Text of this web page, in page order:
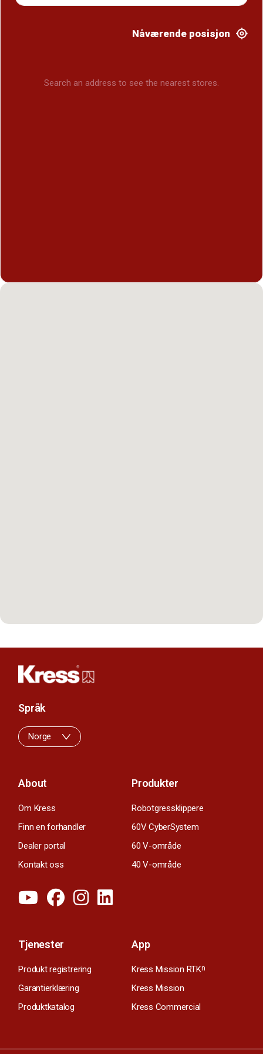
Nåværende posisjon
Search an address to see the nearest stores.
About
Om Kress
Finn en forhandler
Dealer portal
Kontakt oss
Produkter
Robotgressklippere
60V CyberSystem
60 V-område
40 V-område
Tjenester
Produkt registrering
Garantierklæring
Produktkatalog
App
Kress Mission RTKn
Kress Mission
Kress Commercial
Språk
Norge